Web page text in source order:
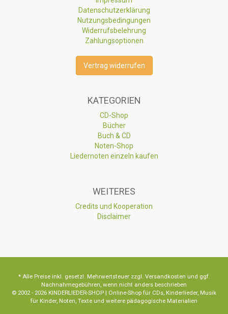
Datenschutzerklärung
Nutzungsbedingungen
Widerrufsbelehrung
Zahlungsoptionen
Vertrag widerrufen
KATEGORIEN
CD-Shop
Bücher
Buch & CD
Noten-Shop
Liedernoten einzeln kaufen
WEITERES
Credits und Kooperation
Disclaimer
* Alle Preise inkl. gesetzl. Mehrwertsteuer zzgl. Versandkosten und ggf.
Nachnahmegebühren, wenn nicht anders beschrieben
© 2002 - 2026 KINDERLIEDER-SHOP | Online-Shop für CDs, Kinderlieder, Musik
für Kinder, Noten, Texte und weitere pädagogische Materialien